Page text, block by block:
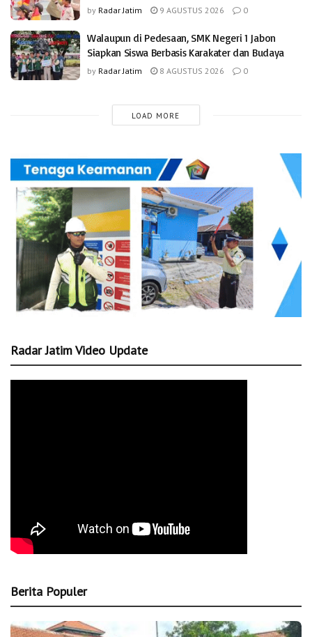
by Radar Jatim 9 AGUSTUS 2026 0
Walaupun di Pedesaan, SMK Negeri 1 Jabon
Siapkan Siswa Berbasis Karakater dan Budaya
by Radar Jatim 8 AGUSTUS 2026 0
LOAD MORE
Radar Jatim Video Update
Berita Populer